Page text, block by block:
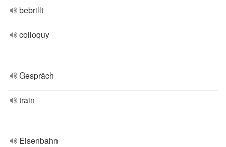
bebrillt
colloquy
Gespräch
train
Eisenbahn